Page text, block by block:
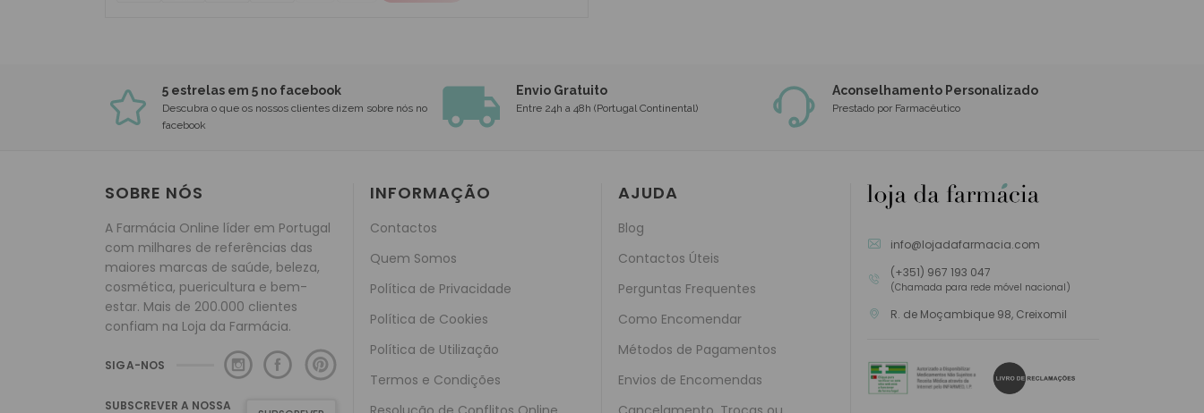
5 estrelas em 5 no facebook
Descubra o que os nossos clientes dizem sobre nós no
facebook
Envio Gratuito
Entre 24h a 48h (Portugal Continental)
Aconselhamento Personalizado
Prestado por Farmacêutico
SOBRE NÓS
A Farmácia Online líder em Portugal
com milhares de referências das
maiores marcas de saúde, beleza,
cosmética, puericultura e bem-
estar. Mais de 200.000 clientes
confiam na Loja da Farmácia.
SIGA-NOS
SUBSCREVER A NOSSA
INFORMAÇÃO
Contactos
Quem Somos
Política de Privacidade
Política de Cookies
Política de Utilização
Termos e Condições
AJUDA
Blog
Contactos Úteis
Perguntas Frequentes
Como Encomendar
Métodos de Pagamentos
Envios de Encomendas
info@lojadafarmacia.com
(+351) 967 193 047
(Chamada para rede móvel nacional)
R. de Moçambique 98, Creixomil